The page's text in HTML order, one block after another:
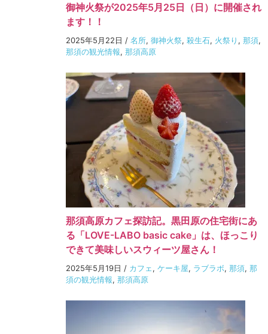
御神火祭が2025年5月25日（日）に開催され
ます！！
2025年5月22日 / 名所, 御神火祭, 殺生石, 火祭り , 那須,
那須の観光情報, 那須高原
那須高原カフェ探訪記。黒田原の住宅街にあ
る「LOVE-LABO basic cake」は、ほっこり
できて美味しいスウィーツ屋さん！
2025年5月19日 / カフェ, ケーキ屋, ラブラボ, 那須, 那
須の観光情報, 那須高原